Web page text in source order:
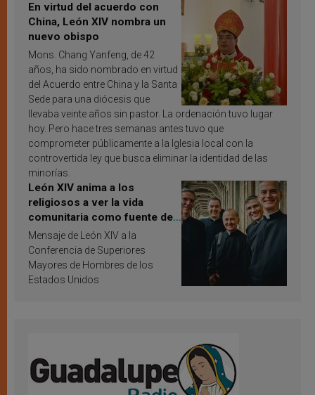
En virtud del acuerdo con
China, León XIV nombra un
nuevo obispo
Mons. Chang Yanfeng, de 42
años, ha sido nombrado en virtud
del Acuerdo entre China y la Santa
Sede para una diócesis que
llevaba veinte años sin pastor. La ordenación tuvo lugar
hoy. Pero hace tres semanas antes tuvo que
comprometer públicamente a la Iglesia local con la
controvertida ley que busca eliminar la identidad de las
minorías.
León XIV anima a los
religiosos a ver la vida
comunitaria como fuente de
inspiración y santificación
Mensaje de León XIV a la
Conferencia de Superiores
Mayores de Hombres de los
Estados Unidos